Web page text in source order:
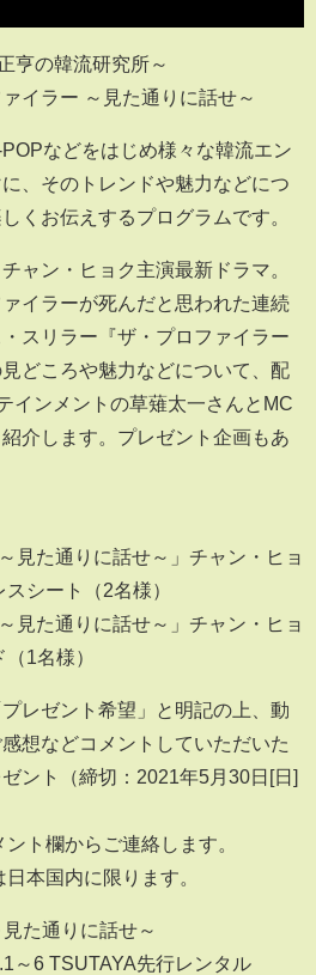
亨の韓流研究所～
イラー ～見た通りに話せ～
などをはじめ様々な韓流エン
、そのトレンドや魅力などにつ
くお伝えするプログラムです。
ャン・ヒョク主演最新ドラマ。
イラーが死んだと思われた連続
スリラー『ザ・プロファイラー
どころや魅力などについて、配
インメントの草薙太一さんとMC
介します。プレゼント企画もあ
見た通りに話せ～」チャン・ヒョ
シート（2名様）
見た通りに話せ～」チャン・ヒョ
1名様）
レゼント希望」と明記の上、動
想などコメントしていただいた
ント（締切：2021年5月30日[日]
ト欄からご連絡します。
本国内に限ります。
た通りに話せ～
～6 TSUTAYA先行レンタル